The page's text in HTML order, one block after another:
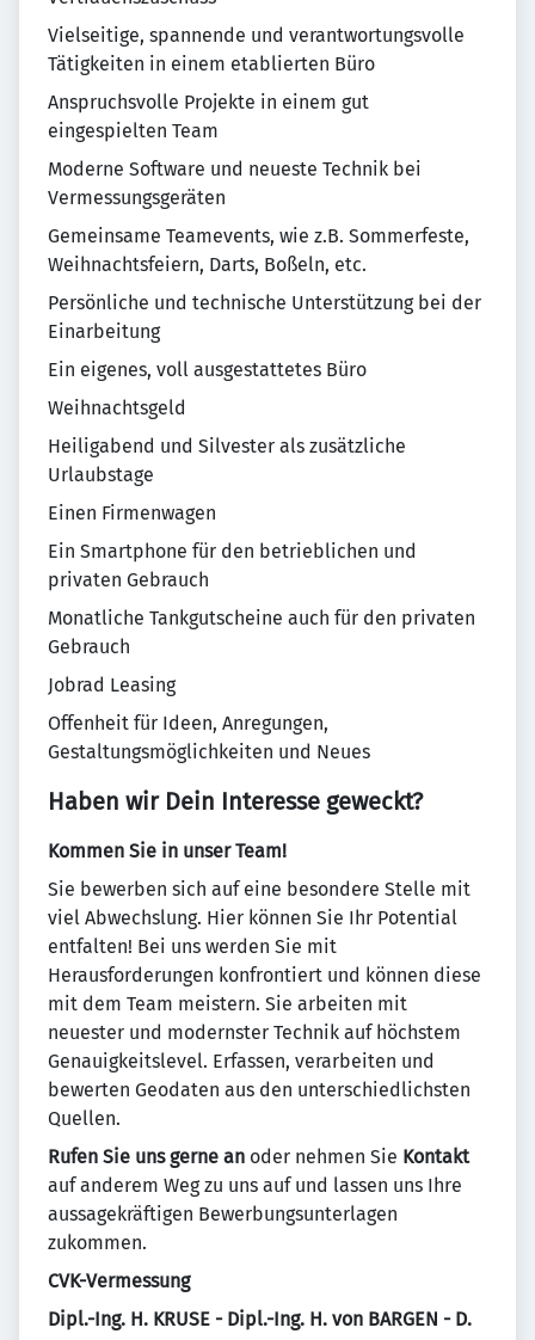
Vielseitige, spannende und verantwortungsvolle
Tätigkeiten in einem etablierten Büro
Anspruchsvolle Projekte in einem gut
eingespielten Team
Moderne Software und neueste Technik bei
Vermessungsgeräten
Gemeinsame Teamevents, wie z.B. Sommerfeste,
Weihnachtsfeiern, Darts, Boßeln, etc.
Persönliche und technische Unterstützung bei der
Einarbeitung
Ein eigenes, voll ausgestattetes Büro
Weihnachtsgeld
Heiligabend und Silvester als zusätzliche
Urlaubstage
Einen Firmenwagen
Ein Smartphone für den betrieblichen und
privaten Gebrauch
Monatliche Tankgutscheine auch für den privaten
Gebrauch
Jobrad Leasing
Offenheit für Ideen, Anregungen,
Gestaltungsmöglichkeiten und Neues
Haben wir Dein Interesse geweckt?
Kommen Sie in unser Team!
Sie bewerben sich auf eine besondere Stelle mit
viel Abwechslung. Hier können Sie Ihr Potential
entfalten! Bei uns werden Sie mit
Herausforderungen konfrontiert und können diese
mit dem Team meistern. Sie arbeiten mit
neuester und modernster Technik auf höchstem
Genauigkeitslevel. Erfassen, verarbeiten und
bewerten Geodaten aus den unterschiedlichsten
Quellen.
Rufen Sie uns gerne an oder nehmen Sie Kontakt
auf anderem Weg zu uns auf und lassen uns Ihre
aussagekräftigen Bewerbungsunterlagen
zukommen.
CVK-Vermessung
Dipl.-Ing. H. KRUSE - Dipl.-Ing. H. von BARGEN - D.